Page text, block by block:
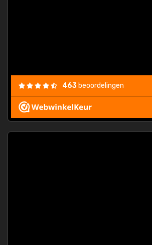
463 beoordelingen